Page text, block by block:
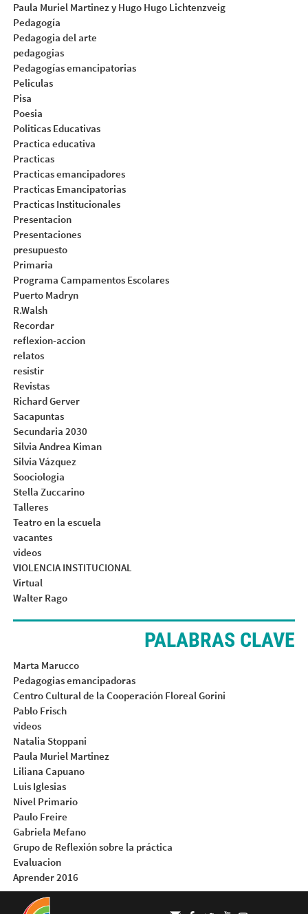
Paula Muriel Martinez y Hugo Hugo Lichtenzveig
Pedagogía
Pedagogia del arte
pedagogias
Pedagogías emancipatorias
Peliculas
Pisa
Poesia
Politicas Educativas
Practica educativa
Practicas
Practicas emancipadores
Practicas Emancipatorias
Practicas Institucionales
Presentacion
Presentaciones
presupuesto
Primaria
Programa Campamentos Escolares
Puerto Madryn
R.Walsh
Recordar
reflexion-accion
relatos
resistir
Revistas
Richard Gerver
Sacapuntas
Secundaria 2030
Silvia Andrea Kiman
Silvia Vázquez
Soociologia
Stella Zuccarino
Talleres
Teatro en la escuela
vacantes
videos
VIOLENCIA INSTITUCIONAL
Virtual
Walter Rago
PALABRAS CLAVE
Marta Marucco
Pedagogias emancipadoras
Centro Cultural de la Cooperación Floreal Gorini
Pablo Frisch
videos
Natalia Stoppani
Paula Muriel Martinez
Liliana Capuano
Luis Iglesias
Nivel Primario
Paulo Freire
Gabriela Mefano
Grupo de Reflexión sobre la práctica
Evaluacion
Aprender 2016